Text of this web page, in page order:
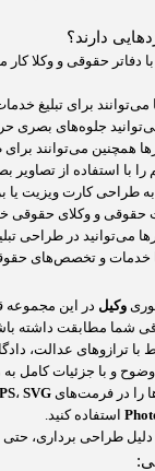
دارند؟
دفاتر حقوقی و وکلا
می‌توانند برای تبلیغ
جلوه‌های بصری
همچنین می‌توانند
با استفاده از تصاویر
به طراحی کارت ویزیت یا
و وکلای حقوقی خود
می‌توانید در طراحی
خدمات و تخصص‌های
وکیل در این مجموعه
شما مطابقت داشته
با ترازوهای عدالت،
و با جزئیات کامل به
را در فرمت‌های ، SVG
استفاده کنید.
دلیل طراحی برداری،